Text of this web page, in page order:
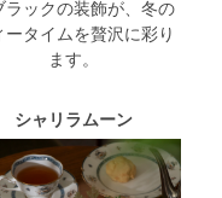
ラックの装飾が、冬の
ータイムを贅沢に彩り
ます。
シャリラムーン